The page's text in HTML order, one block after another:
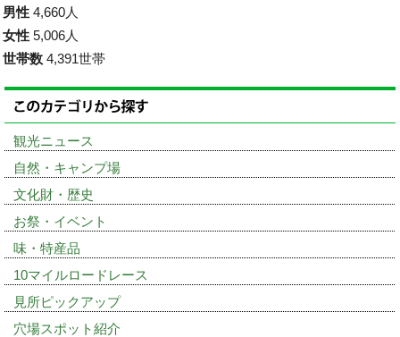
男性 4,660人
女性 5,006人
世帯数 4,391世帯
観光ニュース
自然・キャンプ場
文化財・歴史
お祭・イベント
味・特産品
10マイルロードレース
見所ピックアップ
穴場スポット紹介